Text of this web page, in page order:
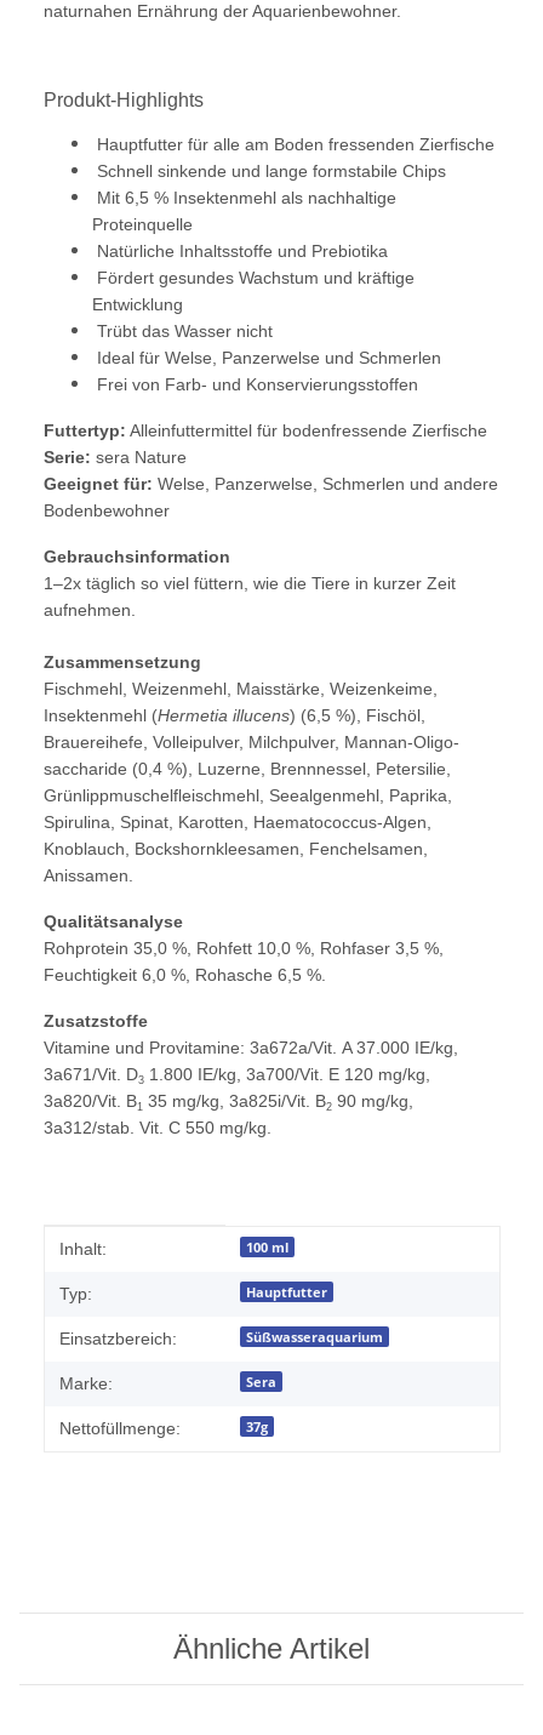
naturnahen Ernährung der Aquarienbewohner.
Produkt-Highlights
Hauptfutter für alle am Boden fressenden Zierfische
Schnell sinkende und lange formstabile Chips
Mit 6,5 % Insektenmehl als nachhaltige
Proteinquelle
Natürliche Inhaltsstoffe und Prebiotika
Fördert gesundes Wachstum und kräftige
Entwicklung
Trübt das Wasser nicht
Ideal für Welse, Panzerwelse und Schmerlen
Frei von Farb- und Konservierungsstoffen
Futtertyp: Alleinfuttermittel für bodenfressende Zierfische
Serie: sera Nature
Geeignet für: Welse, Panzerwelse, Schmerlen und andere
Bodenbewohner
Gebrauchsinformation
1–2x täglich so viel füttern, wie die Tiere in kurzer Zeit
aufnehmen.
Zusammensetzung
Fischmehl, Weizen­mehl, Maisstärke, Weizenkeime,
Insektenmehl (Hermetia illucens) (6,5 %), Fischöl,
Brauerei­hefe, Volleipulver, Milchpulver, Mannan-Oligo­
saccharide (0,4 %), Luzerne, Brenn­nessel, Petersilie,
Grünlippmuschelfleischmehl, Seealgenmehl, Paprika,
Spirulina, Spinat, Karotten, Haematococcus-Algen,
Knoblauch, Bockshornkleesamen, Fenchelsamen,
Anissamen.
Qualitätsanalyse
Rohprotein 35,0 %, Rohfett 10,0 %, Rohfaser 3,5 %,
Feuchtigkeit 6,0 %, Rohasche 6,5 %.
Zusatzstoffe
Vitamine und Provitamine: 3a672a/Vit. A 37.000 IE/kg,
3a671/Vit. D3 1.800 IE/kg, 3a700/Vit. E 120 mg/kg,
3a820/Vit. B1 35 mg/kg, 3a825i/Vit. B2 90 mg/kg,
3a312/stab. Vit. C 550 mg/kg.
Produkteigenschaft
Wert
Inhalt: 100 ml
Typ: Hauptfutter
Einsatzbereich: Süßwasseraquarium
Marke: Sera
Nettofüllmenge: 37g
Ähnliche Artikel